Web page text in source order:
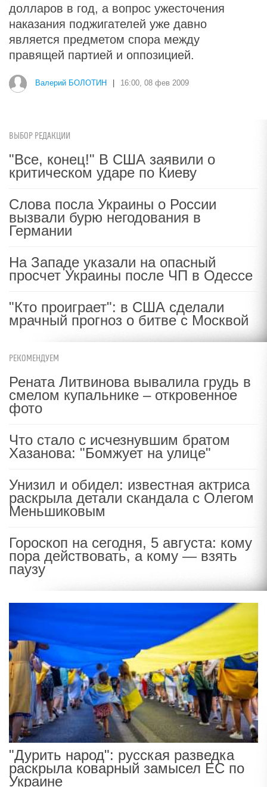
долларов в год, а вопрос ужесточения
наказания поджигателей уже давно
является предметом спора между
правящей партией и оппозицией.
Валерий БОЛОТИН 16:00, 08 фев 2009
ВЫБОР РЕДАКЦИИ
"Все, конец!" В США заявили о
критическом ударе по Киеву
Слова посла Украины о России
вызвали бурю негодования в
Германии
На Западе указали на опасный
просчет Украины после ЧП в Одессе
"Кто проиграет": в США сделали
мрачный прогноз о битве с Москвой
РЕКОМЕНДУЕМ
Рената Литвинова вывалила грудь в
смелом купальнике – откровенное
фото
Что стало с исчезнувшим братом
Хазанова: "Бомжует на улице"
Унизил и обидел: известная актриса
раскрыла детали скандала с Олегом
Меньшиковым
Гороскоп на сегодня, 5 августа: кому
пора действовать, а кому — взять
паузу
"Дурить народ": русская разведка
раскрыла коварный замысел ЕС по
Украине